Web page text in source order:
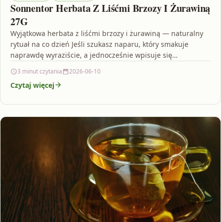
Sonnentor Herbata Z Liśćmi Brzozy I Żurawiną
27G
Wyjątkowa herbata z liśćmi brzozy i żurawiną — naturalny
rytuał na co dzień Jeśli szukasz naparu, który smakuje
naprawdę wyraziście, a jednocześnie wpisuje się…
3 minut czytania 2026-06-10
Czytaj więcej